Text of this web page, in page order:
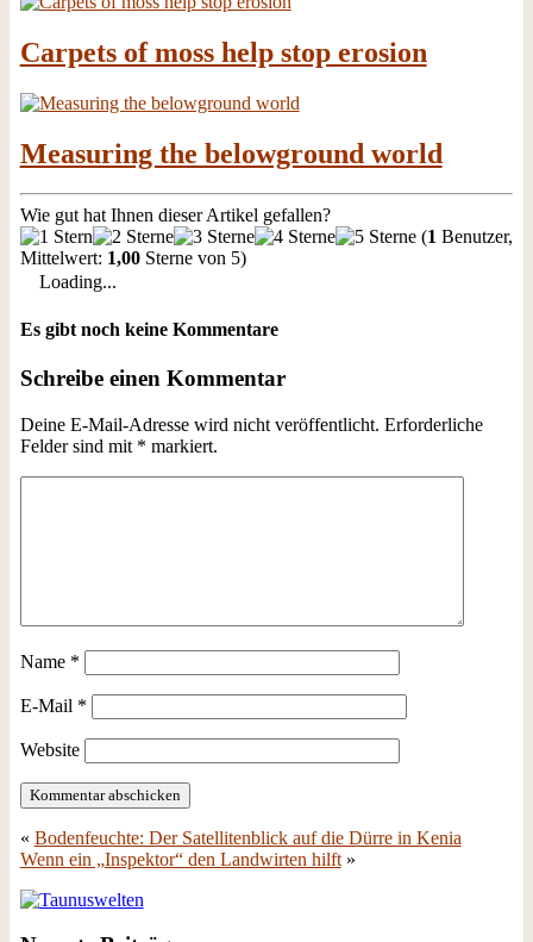
Carpets of moss help stop erosion
Measuring the belowground world
Wie gut hat Ihnen dieser Artikel gefallen?
(1Benutzer,
Mittelwert: 1,00Sterne von 5)
Loading...
Es gibt noch keine Kommentare
Schreibe einen Kommentar
Deine E-Mail-Adresse wird nicht veröffentlicht. Erforderliche
Felder sind mit * markiert.
Name *
E-Mail *
Website
« Bodenfeuchte: Der Satellitenblick auf die Dürre in Kenia
Wenn ein „Inspektor“ den Landwirten hilft»